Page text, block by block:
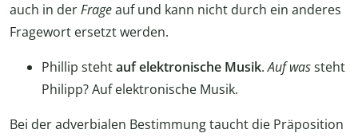
auch in derFrageauf und kann nicht durch ein anderes
Fragewort ersetzt werden.
Phillip stehtaufelektronische Musik.Aufwassteht
Philipp? Auf elektronische Musik.
Bei der adverbialen Bestimmung taucht die Präposition